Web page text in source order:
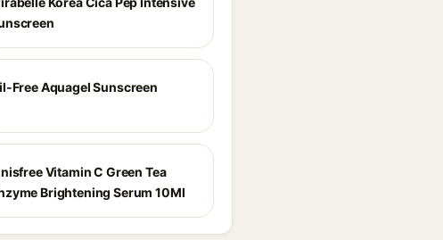
Free Aquagel Sunscreen
Vitamin C Green Tea
Brightening Serum 10Ml